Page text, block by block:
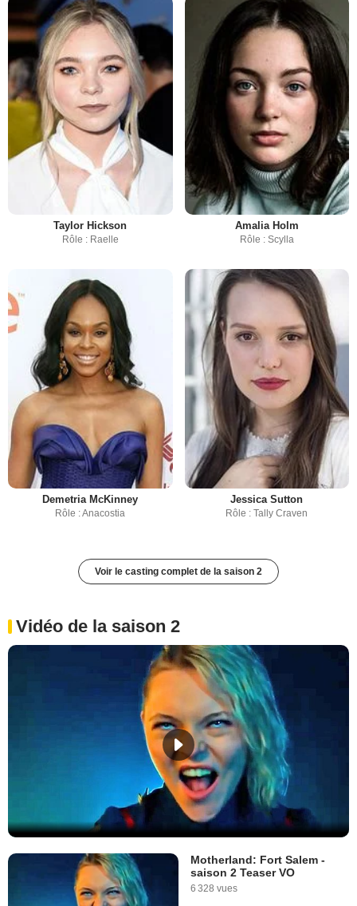
Taylor Hickson
Rôle : Raelle
Amalia Holm
Rôle : Scylla
Demetria McKinney
Rôle : Anacostia
Jessica Sutton
Rôle : Tally Craven
Voir le casting complet de la saison 2
Vidéo de la saison 2
Motherland: Fort Salem -
saison 2 Teaser VO
6 328 vues